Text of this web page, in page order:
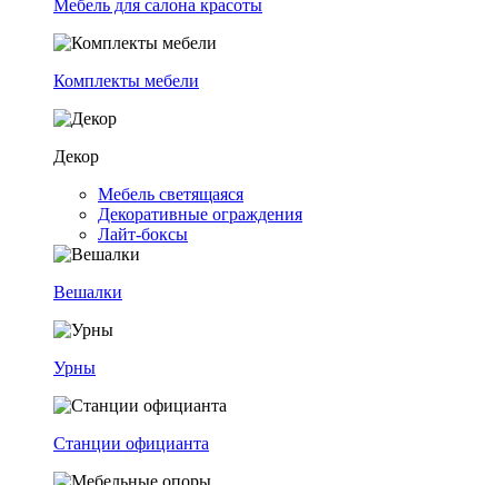
Мебель для салона красоты
Комплекты мебели
Декор
Мебель светящаяся
Декоративные ограждения
Лайт-боксы
Вешалки
Урны
Станции официанта